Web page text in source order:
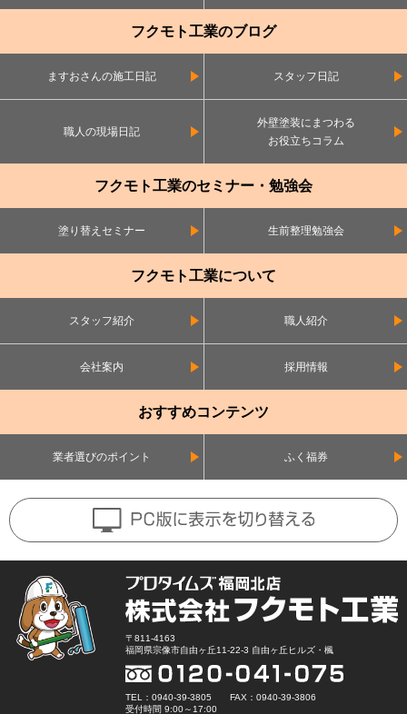
フクモト工業のブログ
ますおさんの施工日記 スタッフ日記
職人の現場日記
外壁塗装にまつわる
お役立ちコラム
フクモト工業のセミナー・勉強会
塗り替えセミナー 生前整理勉強会
フクモト工業について
スタッフ紹介 職人紹介
会社案内 採用情報
おすすめコンテンツ
業者選びのポイント ふく福券
〒811-4163
福岡県宗像市自由ヶ丘11-22-3 自由ヶ丘ヒルズ・楓
TEL：0940-39-3805 FAX：0940-39-3806
受付時間 9:00～17:00